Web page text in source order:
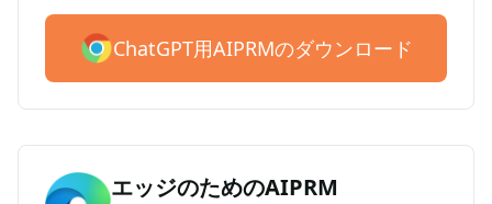
ChatGPT用AIPRMのダウンロード
エッジのためのAIPRM